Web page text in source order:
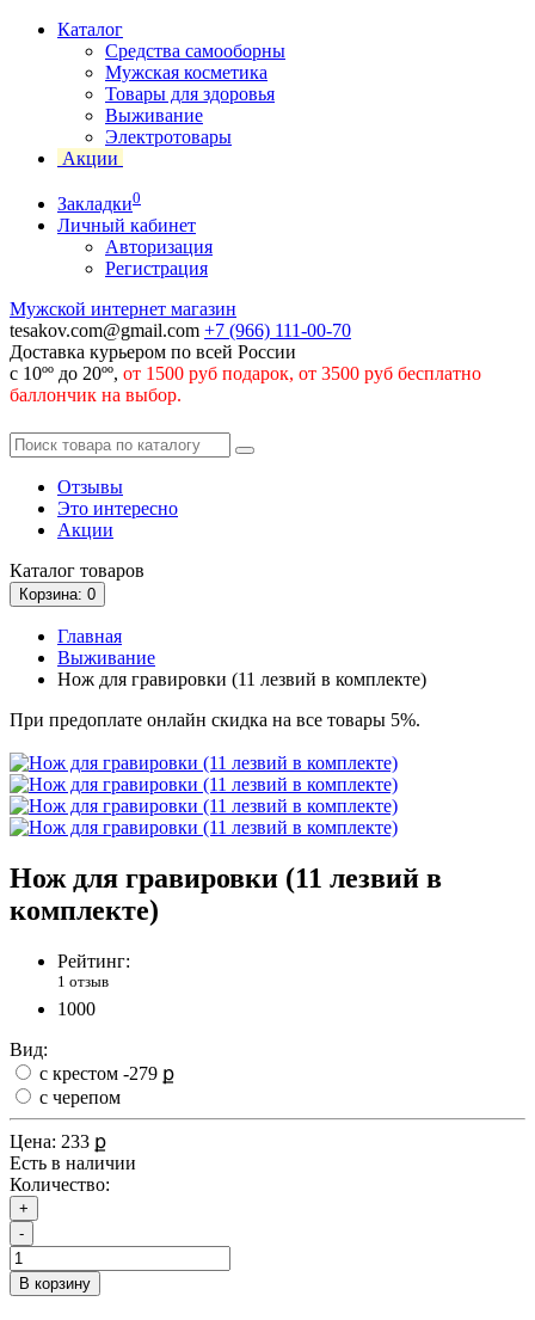
Каталог
Средства самооборны
Мужская косметика
Товары для здоровья
Выживание
Электротовары
Акции
Закладки0
Личный кабинет
Авторизация
Регистрация
Мужской интернет магазин
tesakov.com@gmail.com +7 (966) 111-00-70
Доставка курьером по всей России
с 10ºº до 20ºº, от 1500 руб подарок, от 3500 руб бесплатно
баллончик на выбор.
Отзывы
Это интересно
Акции
Каталог товаров
Корзина: 0
Главная
Выживание
Нож для гравировки (11 лезвий в комплекте)
При предоплате онлайн скидка на все товары 5%.
Нож для гравировки (11 лезвий в
комплекте)
Рейтинг:
1 отзыв
1000
Вид:
с крестом -279 ք
с черепом
Цена: 233 ք
Есть в наличии
Количество:
+
-
В корзину